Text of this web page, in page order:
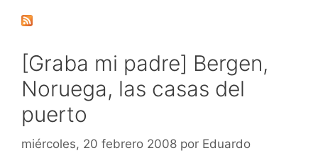
[Graba mi padre] Bergen,
Noruega, las casas del
puerto
miércoles, 20 febrero 2008 por Eduardo